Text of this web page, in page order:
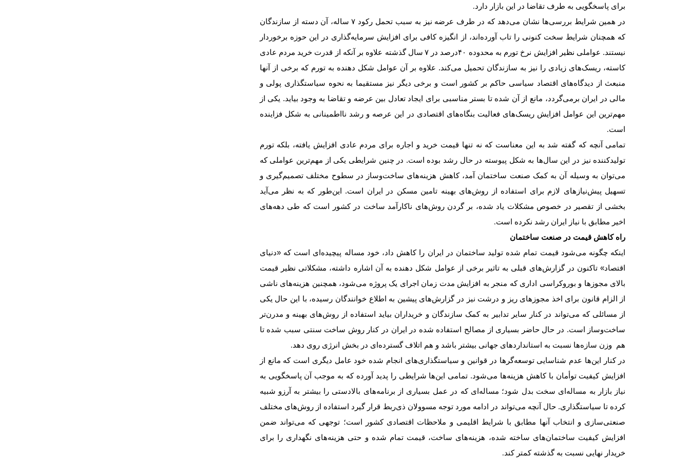
برای پاسخگویی به طرف تقاضا در این بازار دارد.
در همین شرایط بررسی‌‌‌ها نشان می‌دهد که در طرف عرضه نیز به سبب تحمل رکود ۷ ساله، آن دسته از سازندگان
که همچنان شرایط سخت کنونی را تاب آورده‌‌‌اند، از انگیزه کافی برای افزایش سرمایه‌‌‌گذاری در این حوزه برخوردار
نیستند. عواملی نظیر افزایش نرخ تورم به محدوده ۴۰‌درصد در ۷ سال گذشته علاوه بر آنکه از قدرت خرید مردم عادی
کاسته، ریسک‌‌‌های زیادی را نیز به سازندگان تحمیل می‌کند. علاوه بر آن عوامل شکل دهنده به تورم که برخی از آنها
منبعث از دیدگاه‌‌‌های اقتصاد سیاسی حاکم بر کشور است و برخی دیگر نیز مستقیما به نحوه سیاستگذاری پولی و
مالی در ایران برمی‌‌‌گردد، مانع از آن شده تا بستر مناسبی برای ایجاد تعادل بین عرضه و تقاضا به وجود بیاید. یکی از
مهم‌ترین این عوامل افزایش ریسک‌‌‌های فعالیت بنگاه‌‌‌های اقتصادی در این عرصه و رشد نااطمینانی به شکل فزاینده
است.
تمامی آنچه که گفته شد به این معناست که نه تنها قیمت خرید و اجاره برای مردم عادی افزایش یافته، بلکه تورم
تولیدکننده نیز در این سال‌ها به شکل پیوسته در حال رشد بوده است. در چنین شرایطی یکی از مهم‌ترین عواملی که
می‌توان به وسیله آن به کمک صنعت ساختمان آمد، کاهش هزینه‌‌‌های ساخت‌وساز در سطوح مختلف تصمیم‌گیری و
تسهیل پیش‌نیازهای لازم برای استفاده از روش‌های بهینه تامین مسکن در ایران است. این‌طور که به نظر می‌آید
بخشی از تقصیر در خصوص مشکلات یاد شده، بر گردن روش‌های ناکارآمد ساخت در کشور است که طی دهه‌های
اخیر مطابق با نیاز ایران رشد نکرده است.
راه کاهش قیمت در صنعت ساختمان
اینکه چگونه می‌شود قیمت تمام شده تولید ساختمان در ایران را کاهش داد، خود مساله پیچیده‌ای است که «دنیای
اقتصاد» تاکنون در گزارش‌‌‌های قبلی به تاثیر برخی از عوامل شکل دهنده به آن اشاره داشته، مشکلاتی نظیر قیمت
بالای مجوزها و بوروکراسی اداری که منجر به افزایش مدت زمان اجرای یک پروژه می‌شود، همچنین هزینه‌‌‌های ناشی
از الزام قانون برای اخذ مجوزهای ریز و درشت نیز در گزارش‌‌‌های پیشین به اطلاع خوانندگان رسیده، با این حال یکی
از مسائلی که می‌تواند در کنار سایر تدابیر به کمک سازندگان و خریداران بیاید استفاده از روش‌های بهینه و مدرن‌‌‌تر
ساخت‌وساز است. در حال حاضر بسیاری از مصالح استفاده شده در ایران در کنار روش ساخت سنتی سبب شده تا
هم‌ وزن سازه‌‌‌ها نسبت به استانداردهای جهانی بیشتر باشد و هم اتلاف گسترده‌‌‌ای در بخش انرژی روی دهد.
در کنار این‌‌‌ها عدم شناسایی توسعه‌‌‌گرها در قوانین و سیاستگذاری‌‌‌های انجام شده خود عامل دیگری است که مانع از
افزایش کیفیت توأمان با کاهش هزینه‌‌‌ها می‌شود. تمامی این‌‌‌ها شرایطی را پدید آورده که به موجب آن پاسخگویی به
نیاز بازار به مساله‌ای سخت بدل شود؛ مساله‌ای که در عمل بسیاری از برنامه‌‌‌های بالادستی را بیشتر به آرزو شبیه
کرده تا سیاستگذاری. حال آنچه می‌تواند در ادامه مورد توجه مسوولان ذی‌ربط قرار گیرد استفاده از روش‌های مختلف
صنعتی‌سازی و انتخاب آنها مطابق با شرایط اقلیمی و ملاحظات اقتصادی کشور است؛ توجهی که می‌تواند ضمن
افزایش کیفیت ساختمان‌‌‌های ساخته شده، هزینه‌‌‌های ساخت، قیمت تمام شده و حتی هزینه‌‌‌های نگهداری را برای
خریدار نهایی نسبت به گذشته کمتر کند‌‌‌.